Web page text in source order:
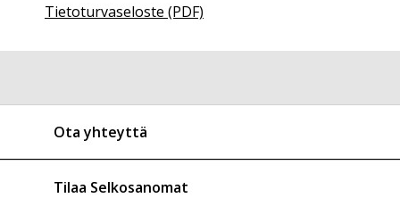
Tietoturvaseloste (PDF)
Ota yhteyttä
Tilaa Selkosanomat